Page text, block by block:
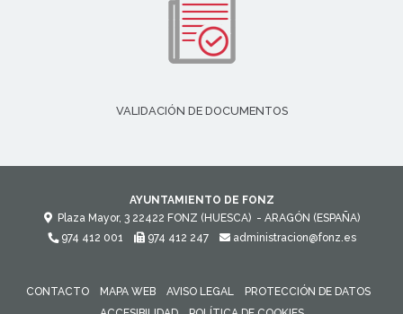
VALIDACIÓN DE DOCUMENTOS
AYUNTAMIENTO DE FONZ
Plaza Mayor, 3 22422 FONZ (HUESCA) - ARAGÓN (ESPAÑA)
974 412 001
974 412 247 administracion@fonz.es
CONTACTO MAPA WEB AVISO LEGAL
PROTECCIÓN DE DATOS